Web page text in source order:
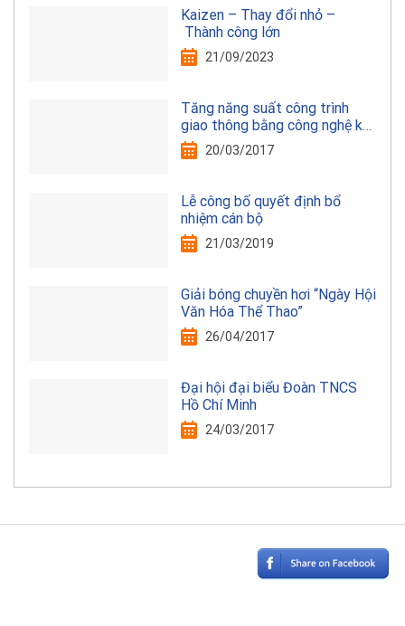
Kaizen – Thay đổi nhỏ –
Thành công lớn
21/09/2023
Tăng năng suất công trình
giao thông bằng công nghệ kết
cấu thép
20/03/2017
Lễ công bố quyết định bổ
nhiệm cán bộ
21/03/2019
Giải bóng chuyền hơi “Ngày Hội
Văn Hóa Thể Thao”
26/04/2017
Đại hội đại biểu Đoàn TNCS
Hồ Chí Minh
24/03/2017